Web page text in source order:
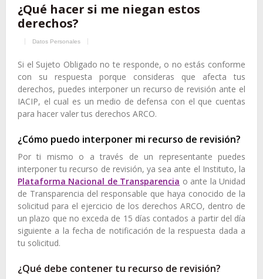
¿Qué hacer si me niegan estos
derechos?
Datos Personales
Si el Sujeto Obligado no te responde, o no estás conforme
con su respuesta porque consideras que afecta tus
derechos, puedes interponer un recurso de revisión ante el
IACIP, el cual es un medio de defensa con el que cuentas
para hacer valer tus derechos ARCO.
¿Cómo puedo interponer mi recurso de revisión?
Por ti mismo o a través de un representante puedes
interponer tu recurso de revisión, ya sea ante el Instituto, la
Plataforma Nacional de Transparencia o ante la Unidad
de Transparencia del responsable que haya conocido de la
solicitud para el ejercicio de los derechos ARCO, dentro de
un plazo que no exceda de 15 días contados a partir del día
siguiente a la fecha de notificación de la respuesta dada a
tu solicitud.
¿Qué debe contener tu recurso de revisión?